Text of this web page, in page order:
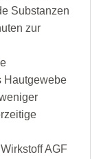
Substanzen
zur
Hautgewebe
AGF